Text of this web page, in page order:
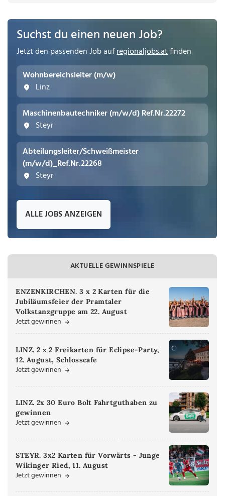
Suchst du einen neuen Job?
Jetzt den passenden Job aufregionaljobs.atfinden
Wohnbereichsleiter (m/w)
Linz
Maschinenbautechniker (m/w/d) Ref.Nr.22272
Steyr
Abteilungsleiter/Schweißmeister
(m/w/d)_Ref.Nr.22268
Steyr
ALLE JOBS ANZEIGEN
AKTUELLE GEWINNSPIELE
ENZENKIRCHEN. 3 x 2 Karten für die
Jubiläumsfeier der Pramtaler
Volkstanzgruppe am 22. August
Jetzt gewinnen
LINZ. 2 x 2 Freikarten für Eclipse-Party,
12. August, Schlosscafe
Jetzt gewinnen
LINZ. 2x 30 Euro Bolt Fahrtguthaben zu
gewinnen
Jetzt gewinnen
STEYR. 3x2 Karten für Vorwärts - Junge
Wikinger Ried, 11. August
Jetzt gewinnen